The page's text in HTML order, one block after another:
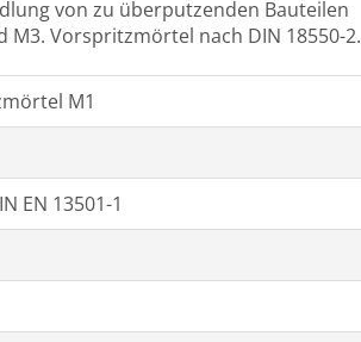
von zu überputzenden Bauteilen
Vorspritzmörtel nach DIN 18550-2.
M1
EN 13501-1